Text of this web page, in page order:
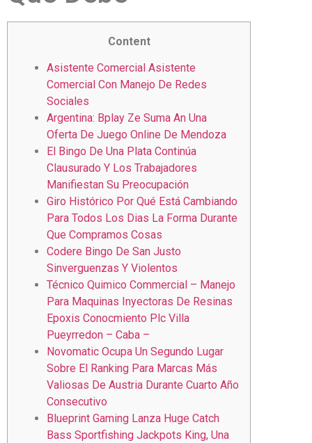
Content
Asistente Comercial Asistente
Comercial Con Manejo De Redes
Sociales
Argentina: Bplay Ze Suma An Una
Oferta De Juego Online De Mendoza
El Bingo De Una Plata Continúa
Clausurado Y Los Trabajadores
Manifiestan Su Preocupación
Giro Histórico Por Qué Está Cambiando
Para Todos Los Dias La Forma Durante
Que Compramos Cosas
Codere Bingo De San Justo
Sinverguenzas Y Violentos
Técnico Quimico Commercial – Manejo
Para Maquinas Inyectoras De Resinas
Epoxis Conocmiento Plc Villa
Pueyrredon – Caba –
Novomatic Ocupa Un Segundo Lugar
Sobre El Ranking Para Marcas Más
Valiosas De Austria Durante Cuarto Año
Consecutivo
Blueprint Gaming Lanza Huge Catch
Bass Sportfishing Jackpots King, Una